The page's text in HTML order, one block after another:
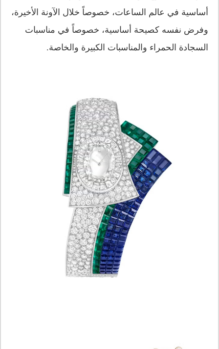
أساسية في عالم الساعات، خصوصاً خلال الآونة الأخيرة،
وفرض نفسه كصيحة أساسية، خصوصاً في مناسبات
السجادة الحمراء والمناسبات الكبيرة والخاصة.